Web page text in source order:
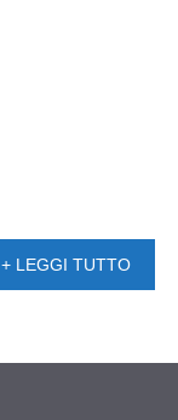
+ LEGGI TUTTO